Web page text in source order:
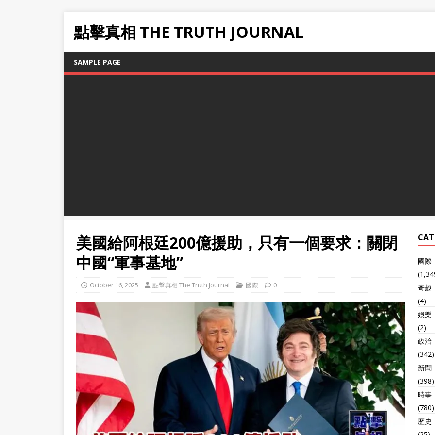
點擊真相 THE TRUTH JOURNAL
SAMPLE PAGE
美國給阿根廷200億援助，只有一個要求：關閉
中國“軍事基地”
October 16, 2025 點擊真相 The Truth Journal 國際 0
國際
奇趣
(4)
娛樂
(2)
政治
(342)
新聞
(398)
時事
(780)
歷史